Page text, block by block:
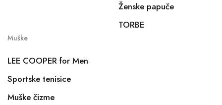
Ženske papuče
TORBE
Muške
LEE COOPER for Men
Sportske tenisice
Muške čizme